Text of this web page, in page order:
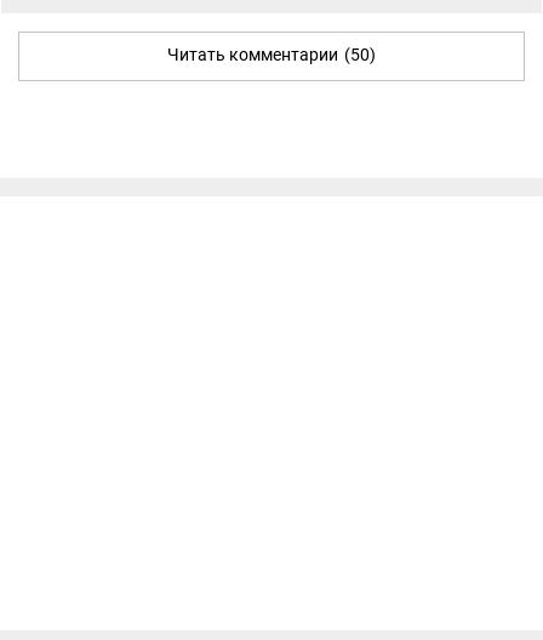
Читать комментарии (50)